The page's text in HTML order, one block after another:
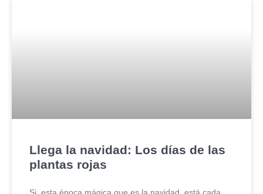
Llega la navidad: Los días de las
plantas rojas